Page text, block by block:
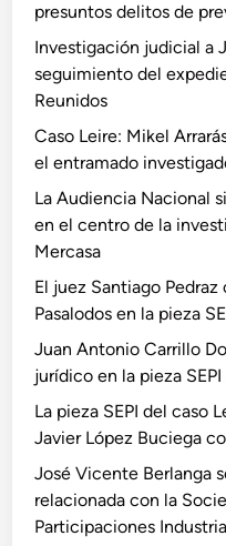
presuntos delitos de
Investigación judicial a
seguimiento del
Reunidos
Caso Leire: Mikel
el entramado
La Audiencia Nacional
en el centro de la
Mercasa
El juez Santiago
Pasalodos en la pieza
Juan Antonio Carrillo
jurídico en la pieza
La pieza SEPI del caso
Javier López Buciega
José Vicente Berlanga
relacionada con la
Participaciones